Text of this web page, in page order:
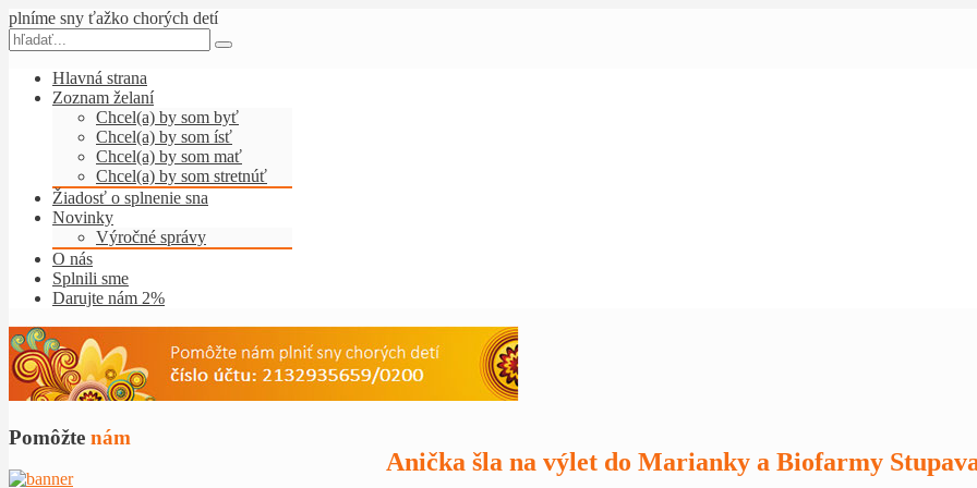
plníme sny ťažko chorých detí
Hlavná strana
Zoznam želaní
Chcel(a) by som byť
Chcel(a) by som ísť
Chcel(a) by som mať
Chcel(a) by som stretnúť
Žiadosť o splnenie sna
Novinky
Výročné správy
O nás
Splnili sme
Darujte nám 2%
Anička šla na výlet do Marianky a Biofarmy
Pomôžte nám
Čítať viac...